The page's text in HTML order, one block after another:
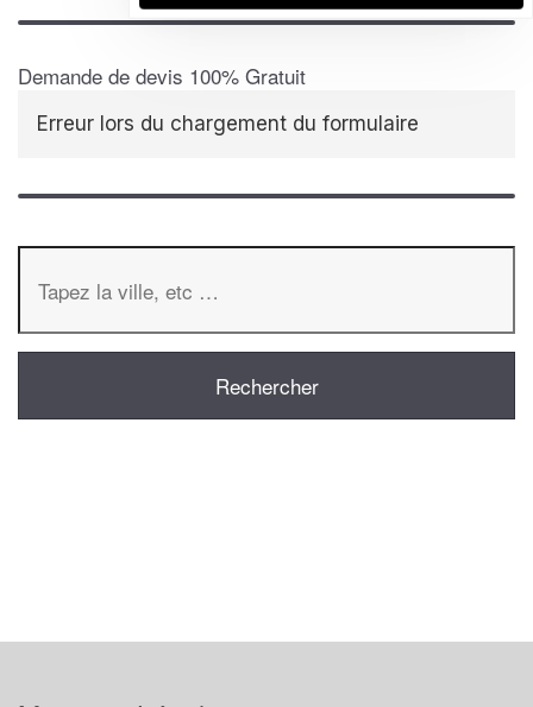
Demande de devis 100% Gratuit
Erreur lors du chargement du formulaire